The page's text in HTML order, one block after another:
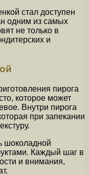
стал доступен
одним из самых
не только в
и
пирога
которое может
Внутри пирога
при запекании
шоколадной
Каждый шаг в
и внимания,